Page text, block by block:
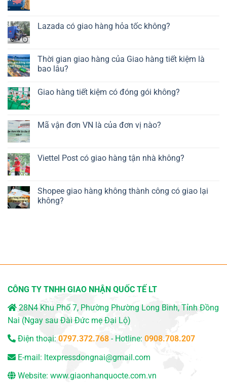
Lazada có giao hàng hỏa tốc không?
Thời gian giao hàng của Giao hàng tiết kiệm là
bao lâu?
Giao hàng tiết kiệm có đóng gói không?
Mã vận đơn VN là của đơn vị nào?
Viettel Post có giao hàng tận nhà không?
Shopee giao hàng không thành công có giao lại
không?
CÔNG TY TNHH GIAO NHẬN QUỐC TẾ LT
28N4 Khu Phố 7, Phường Phường Long Bình, Tỉnh Đồng
Nai (Ngay sau Đài Đức mẹ Đại Lộ)
Điện thoại: 0797.372.768 - Hotline: 0908.708.207
E-mail: ltexpressdongnai@gmail.com
Website: www.giaonhanquocte.com.vn